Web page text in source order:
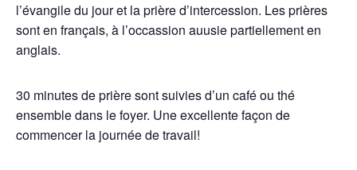
l’évangile du jour et la prière d’intercession. Les prières
sont en français, à l’occassion auusie partiellement en
anglais.
30 minutes de prière sont suivies d’un café ou thé
ensemble dans le foyer. Une excellente façon de
commencer la journée de travail!